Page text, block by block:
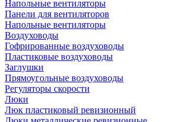
Напольные вентиляторы
Панели для вентиляторов
Напольные вентиляторы
Воздуховоды
Гофрированные воздуховоды
Пластиковые воздуховоды
Заглушки
Прямоугольные воздуховоды
Регуляторы скорости
Люки
Люк пластиковый ревизионный